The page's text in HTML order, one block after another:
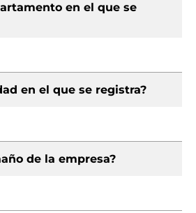
en el que se
en el que se registra?
de la empresa?